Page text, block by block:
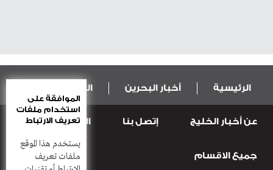
الرئيسية أخبار البحرين المال و الاقتصاد
عربية ودولية الرياضة
قضـايــا وحـــوادث أعمدة
عن أخبار الخليج إتصل بنا المطبعة
جميع الاقسام
الموافقة على
استخدام ملفات
تعريف الارتباط
يستخدم هذا الموقع
ملفات تعريف